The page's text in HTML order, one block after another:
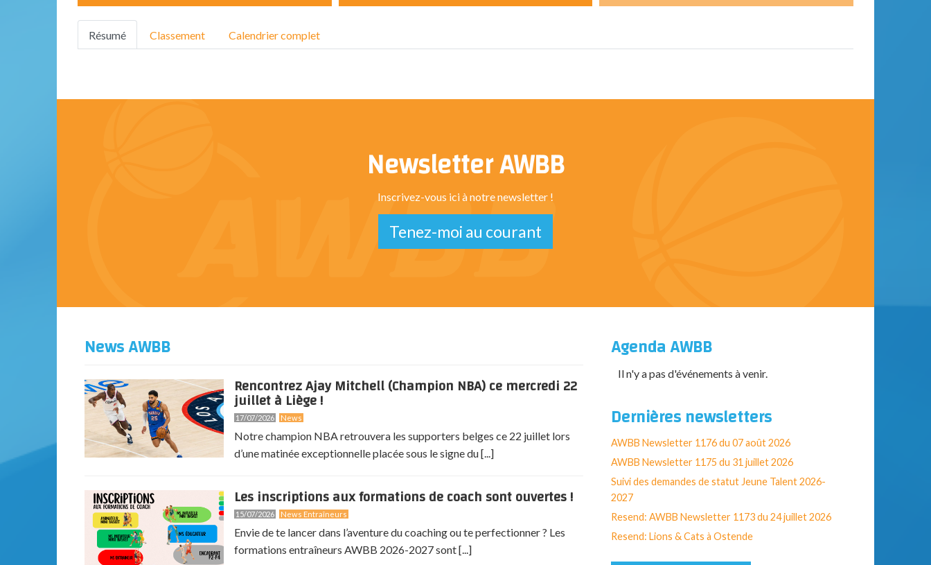
Résumé Classement Calendrier complet
Newsletter AWBB
Inscrivez-vous ici à notre newsletter !
Tenez-moi au courant
News AWBB
Rencontrez Ajay Mitchell (Champion NBA) ce mercredi 22
juillet à Liège !
17/07/2026 News
Notre champion NBA retrouvera les supporters belges ce 22 juillet lors
d’une matinée exceptionnelle placée sous le signe du [...]
Les inscriptions aux formations de coach sont ouvertes !
15/07/2026 News Entraîneurs
Envie de te lancer dans l’aventure du coaching ou te perfectionner ? Les
formations entraîneurs AWBB 2026-2027 sont [...]
Agenda AWBB
Il n'y a pas d'événements à venir.
Dernières newsletters
AWBB Newsletter 1176 du 07 août 2026
AWBB Newsletter 1175 du 31 juillet 2026
Suivi des demandes de statut Jeune Talent 2026-
2027
Resend: AWBB Newsletter 1173 du 24 juillet 2026
Resend: Lions & Cats à Ostende